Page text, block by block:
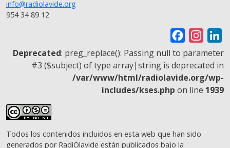
info@radiolavide.org
954 34 89 12
a
c
e
b
k
n
s
t
a
i
n
k
e
Deprecated: preg_replace(): Passing null to parameter
#3 ($subject) of type array|string is deprecated in
/var/www/html/radiolavide.org/wp-
includes/kses.php on line 1939
Todos los contenidos incluidos en esta web que han sido
generados por RadiOlavide están publicados bajo la